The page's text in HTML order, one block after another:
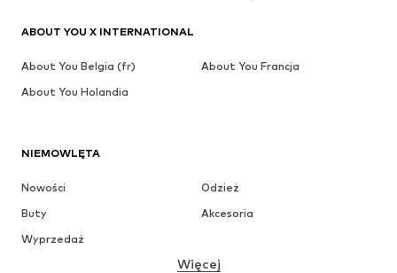
NIEMOWLĘTA
Nowości
Odzież
Buty
Akcesoria
Wyprzedaż
Więcej
ABOUT YOU X INTERNATIONAL
About You Belgia (fr)
About You Francja
About You Holandia